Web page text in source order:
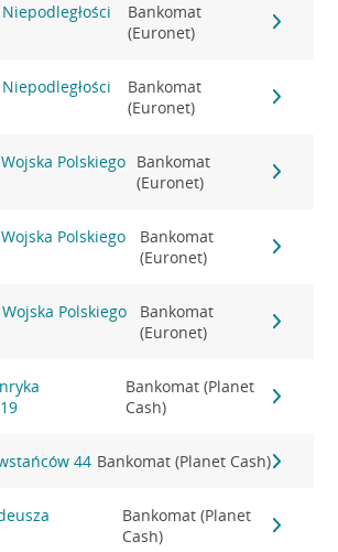
Bankomat
(Euronet)
Bankomat
(Euronet)
Polskiego Bankomat
(Euronet)
Polskiego
Bankomat
(Euronet)
Polskiego
Bankomat
(Euronet)
Bankomat (Planet
Cash)
44 Bankomat (Planet Cash)
Bankomat (Planet
Cash)